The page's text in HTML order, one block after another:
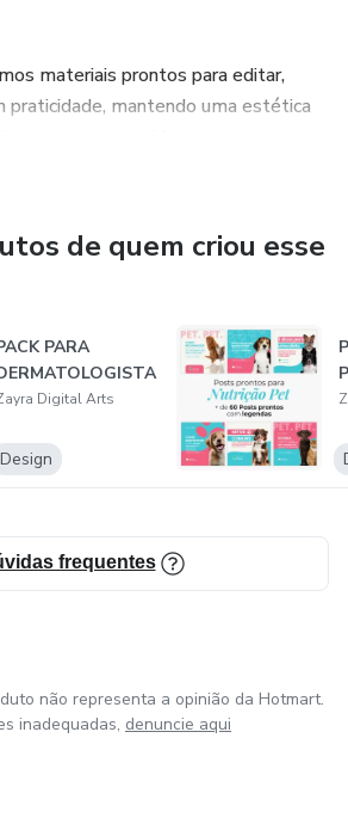
materiais prontos para editar,
praticidade, mantendo uma estética
dia
de quem criou esse
PARA
Digital Arts
Design
frequentes
não representa a opinião da Hotmart.
inadequadas, denuncie aqui